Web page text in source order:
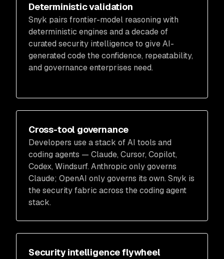
Deterministic validation
Snyk pairs frontier-model reasoning with
deterministic engines and a decade of
curated security intelligence to give AI-
generated code the confidence, repeatability,
and governance enterprises need.
Cross-tool governance
Developers use a stack of AI tools and
coding agents — Claude, Cursor, Copilot,
Codex, Windsurf. Anthropic only governs
Claude; OpenAI only governs its own. Snyk is
the security fabric across the coding agent
stack.
Security intelligence flywheel